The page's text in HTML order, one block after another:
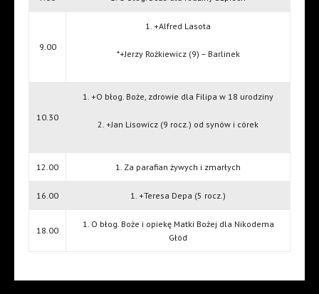
9.00
1. +Alfred Lasota
*+Jerzy Rożkiewicz (9) – Barlinek
10.30
1. +O błog. Boże, zdrowie dla Filipa w 18 urodziny
2. +Jan Lisowicz (9 rocz.) od synów i córek
12.00 1. Za parafian żywych i zmarłych
16.00 1. +Teresa Depa (5 rocz.)
18.00
1. O błog. Boże i opiekę Matki Bożej dla Nikodema
Głód